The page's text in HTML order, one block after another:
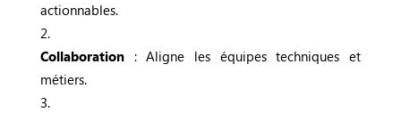
actionnables.
Collaboration: Aligne les équipes techniques et
métiers.